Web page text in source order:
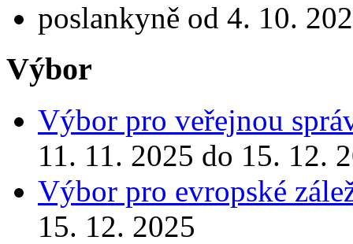
poslankyně od 4. 10.
Výbor
Výbor pro veřejnou
11. 11. 2025 do 15. 12.
Výbor pro evropské
15. 12. 2025